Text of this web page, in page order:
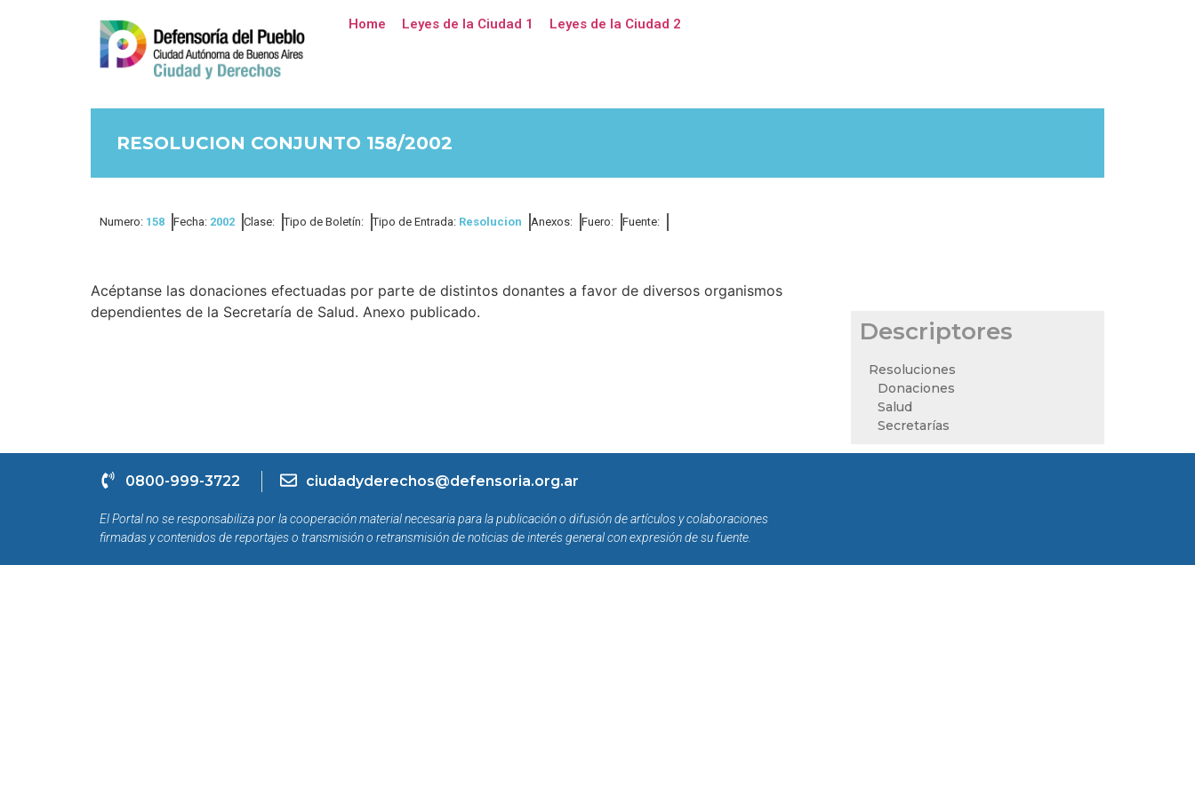
Home Leyes de la Ciudad 1 Leyes de la Ciudad 2
RESOLUCION CONJUNTO 158/2002
Numero: 158 Fecha: 2002 Clase: Tipo de Boletín: Tipo de Entrada: Resolucion Anexos: Fuero: Fuente:
Acéptanse las donaciones efectuadas por parte de distintos donantes a favor de diversos organismos
dependientes de la Secretaría de Salud. Anexo publicado.
Descriptores
Resoluciones
Donaciones
Salud
Secretarías
0800-999-3722 ciudadyderechos@defensoria.org.ar
El Portal no se responsabiliza por la cooperación material necesaria para la publicación o difusión de artículos y colaboraciones
firmadas y contenidos de reportajes o transmisión o retransmisión de noticias de interés general con expresión de su fuente.